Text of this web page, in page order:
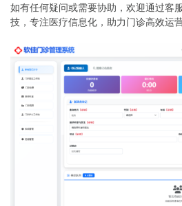
如有任何疑问或需要协助，欢迎通过客
技，专注医疗信息化，助力门诊高效运